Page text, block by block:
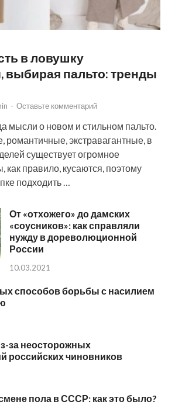
в ловушку
выбирая пальто: тренды
- Оставьте комментарий
мысли о новом и стильном пальто.
романтичные, экстравагантные, в
существует огромное
правило, кусаются, поэтому
подходить …
От «отхожего» до дамских
«соусников»: как справляли
нужду в дореволюционной
России
10.03.2021
способов борьбы с насилием
за неосторожных
российских чиновников
пола в СССР: как это было?